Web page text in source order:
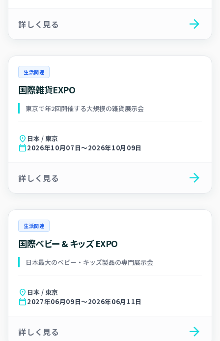
詳しく見る arrow_forward
生活関連
国際雑貨EXPO
東京で年2回開催する大規模の雑貨展示会
location_on 日本 / 東京
calendar_today2026年10月07日～2026年10月09日
詳しく見る arrow_forward
生活関連
国際ベビー & キッズ EXPO
日本最大のべビー・キッズ製品の専門展示会
location_on 日本 / 東京
calendar_today2027年06月09日～2026年06月11日
詳しく見る arrow_forward